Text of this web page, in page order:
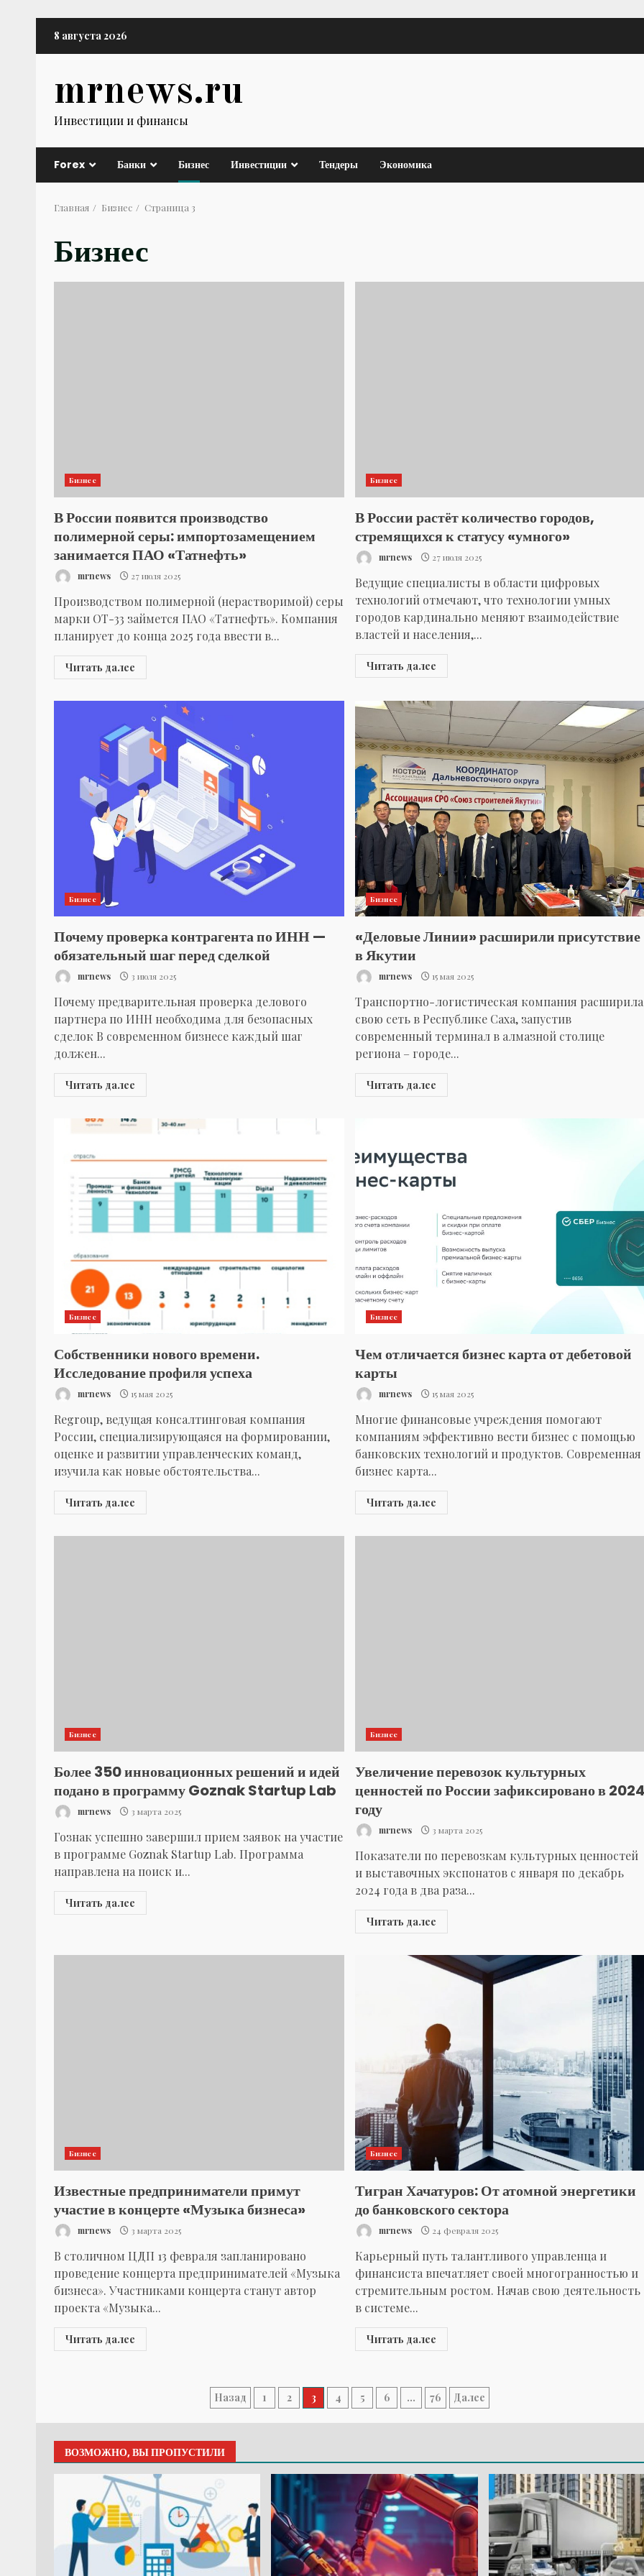
8 августа 2026
mrnews.ru
Инвестиции и финансы
Forex Банки Бизнес Инвестиции Тендеры Экономика
Главная Бизнес Страница 3
Бизнес
Бизнес
В России появится производство
полимерной серы: импортозамещением
занимается ПАО «Татнефть»
mrnews 27 июля 2025
Производством полимерной (нерастворимой) серы
марки ОТ-33 займется ПАО «Татнефть». Компания
планирует до конца 2025 года ввести в...
Читать далее
Бизнес
В России растёт количество городов,
стремящихся к статусу «умного»
mrnews 27 июля 2025
Ведущие специалисты в области цифровых
технологий отмечают, что технологии умных
городов кардинально меняют взаимодействие
властей и населения,...
Читать далее
Бизнес
Почему проверка контрагента по ИНН —
обязательный шаг перед сделкой
mrnews 3 июля 2025
Почему предварительная проверка делового
партнера по ИНН необходима для безопасных
сделок В современном бизнесе каждый шаг
должен...
Читать далее
Бизнес
«Деловые Линии» расширили присутствие
в Якутии
mrnews 15 мая 2025
Транспортно-логистическая компания расширила
свою сеть в Республике Саха, запустив
современный терминал в алмазной столице
региона – городе...
Читать далее
Бизнес
Собственники нового времени.
Исследование профиля успеха
mrnews 15 мая 2025
Regroup, ведущая консалтинговая компания
России, специализирующаяся на формировании,
оценке и развитии управленческих команд,
изучила как новые обстоятельства...
Читать далее
Бизнес
Чем отличается бизнес карта от дебетовой
карты
mrnews 15 мая 2025
Многие финансовые учреждения помогают
компаниям эффективно вести бизнес с помощью
банковских технологий и продуктов. Современная
бизнес карта...
Читать далее
Бизнес
Более 350 инновационных решений и идей
подано в программу Goznak Startup Lab
mrnews 3 марта 2025
Гознак успешно завершил прием заявок на участие
в программе Goznak Startup Lab. Программа
направлена на поиск и...
Читать далее
Бизнес
Увеличение перевозок культурных
ценностей по России зафиксировано в
году
mrnews 3 марта 2025
Показатели по перевозкам культурных ценностей
и выставочных экспонатов с января по декабрь
2024 года в два раза...
Читать далее
Бизнес
Известные предприниматели примут
участие в концерте «Музыка бизнеса»
mrnews 3 марта 2025
В столичном ЦДП 13 февраля запланировано
проведение концерта предпринимателей «Музыка
бизнеса». Участниками концерта станут автор
проекта «Музыка...
Читать далее
Бизнес
Тигран Хачатуров: От атомной энергетики
до банковского сектора
mrnews 24 февраля 2025
Карьерный путь талантливого управленца и
финансиста впечатляет своей многогранностью и
стремительным ростом. Начав свою деятельность
в системе...
Читать далее
Пагинация
записей
Назад 1 2 3 4 5 6 … 76 Далее
ВОЗМОЖНО, ВЫ ПРОПУСТИЛИ